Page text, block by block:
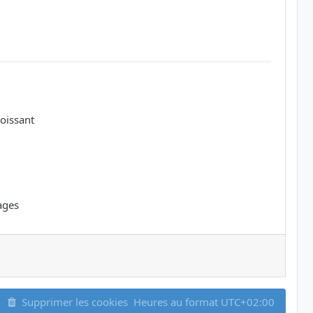
Supprimer les cookies Heures au format UTC+02:00